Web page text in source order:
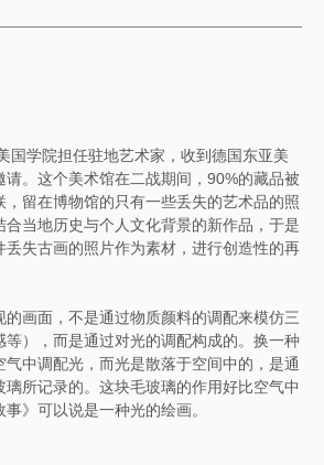
国学院担任驻地艺术家，收到德国东亚美
。这个美术馆在二战期间，90%的藏品被
留在博物馆的只有一些丢失的艺术品的照
合当地历史与个人文化背景的新作品，于是
丢失古画的照片作为素材，进行创造性的再
的画面，不是通过物质颜料的调配来模仿三
等），而是通过对光的调配构成的。换一种
中调配光，而光是散落于空间中的，是通
所记录的。这块毛玻璃的作用好比空气中
》可以说是一种光的绘画。